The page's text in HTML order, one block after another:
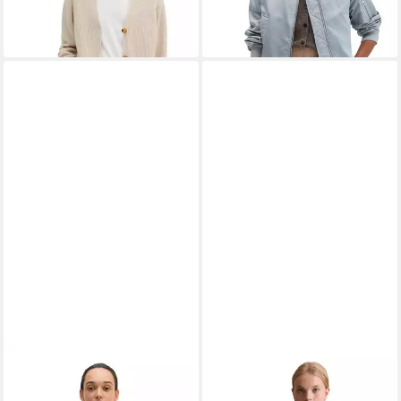
MARC O'POLOOutdoorjacke
aus hochwertigem Doubleface
MARC O'POLO DENIM
Outdoorjacke aus weichem